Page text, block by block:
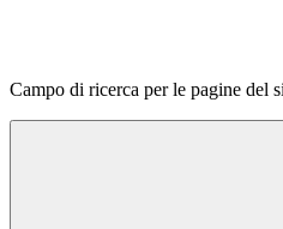
Campo di ricerca per le pagine del